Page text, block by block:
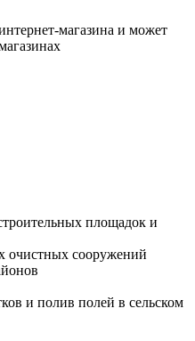
магазина и может
площадок и
очистных сооружений
и полив полей в сельском